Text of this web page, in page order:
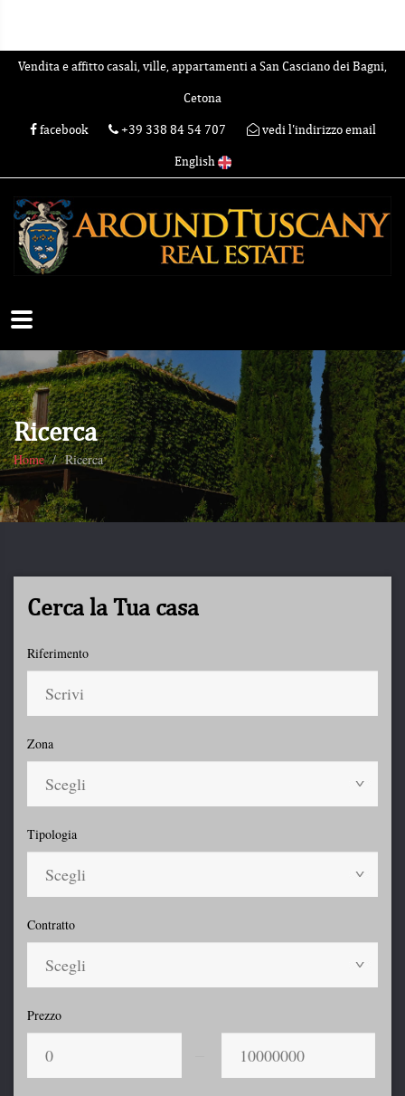
Vendita e affitto casali, ville, appartamenti a San Casciano dei Bagni,
Cetona
facebook +39 338 84 54 707 vedi l'indirizzo email
English
Ricerca
Home Ricerca
Cerca la Tua casa
Riferimento
Zona
Scegli
Tipologia
Scegli
Contratto
Scegli
Prezzo